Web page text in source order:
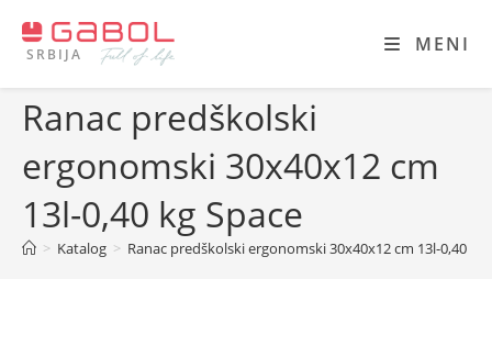
SRBIJA MENI
Ranac predškolski
ergonomski 30x40x12 cm
13l-0,40 kg Space
> Katalog > Ranac predškolski ergonomski 30x40x12 cm 13l-0,40 kg